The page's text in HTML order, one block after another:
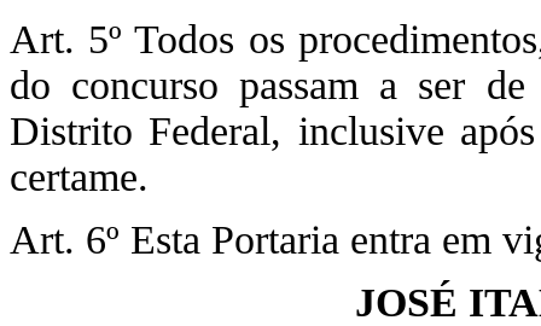
Art. 5º Todos os
do concurso passam a ser
Distrito Federal, inclusive
certame.
Art. 6º Esta Portaria entra em
JOSÉ